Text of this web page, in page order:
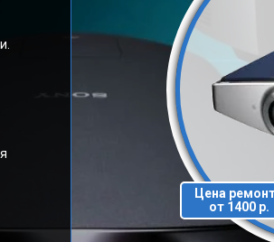
Цена
от 1400 р.